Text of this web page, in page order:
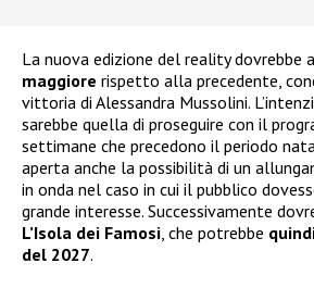
La nuova edizione del reality dovrebbe
maggiore rispetto alla precedente,
vittoria di Alessandra Mussolini.
sarebbe quella di proseguire con il
settimane che precedono il periodo
aperta anche la possibilità di un
in onda nel caso in cui il pubblico
grande interesse. Successivamente
L’Isola dei Famosi, che potrebbe
del 2027.